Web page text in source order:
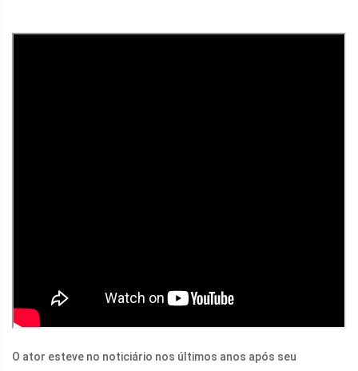
O ator esteve no noticiário nos últimos anos após seu